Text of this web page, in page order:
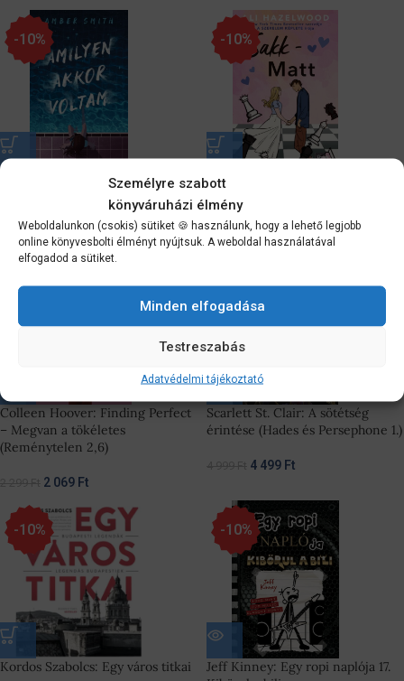
Személyre szabott
könyváruházi élmény
Weboldalunkon (csokis) sütiket 🍪 használunk, hogy a lehető legjobb
online könyvesbolti élményt nyújtsuk. A weboldal használatával
elfogadod a sütiket.
Minden elfogadása
Testreszabás
Adatvédelmi tájékoztató
-10%
Amber Smith: Amilyen akkor
4 980Ft 4 482Ft
-10%
Ali Hazelwood: Sakk-matt
5 499Ft
Colleen Hoover: Finding Perfect
– Megvan a tökéletes
(Reménytelen 2,6)
2 069 Ft
Scarlett St. Clair: A sötétség
érintése (Hades és Persephone 1.)
4 499 Ft
-10%
Kordos Szabolcs: Egy város titkai
-10%
Jeff Kinney: Egy ropi naplója 17.